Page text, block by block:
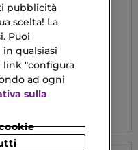
PAUL GAULTIER
BEAU
DE PARFUM
pubblicità
scelta! La
Puoi
qualsiasi
link "configura
ad ogni
sulla